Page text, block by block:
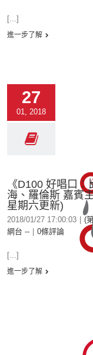
[...]
進一步了解
27
01, 2018
《D100 好唱口
海、羅倫斯 嘉賓
星期六更新)
2018/01/27 17:00:03 (
網台 --
0條評論
[...]
進一步了解